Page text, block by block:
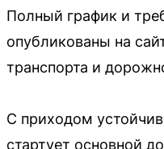
Полный график и
опубликованы на
транспорта и
С приходом
стартует основной